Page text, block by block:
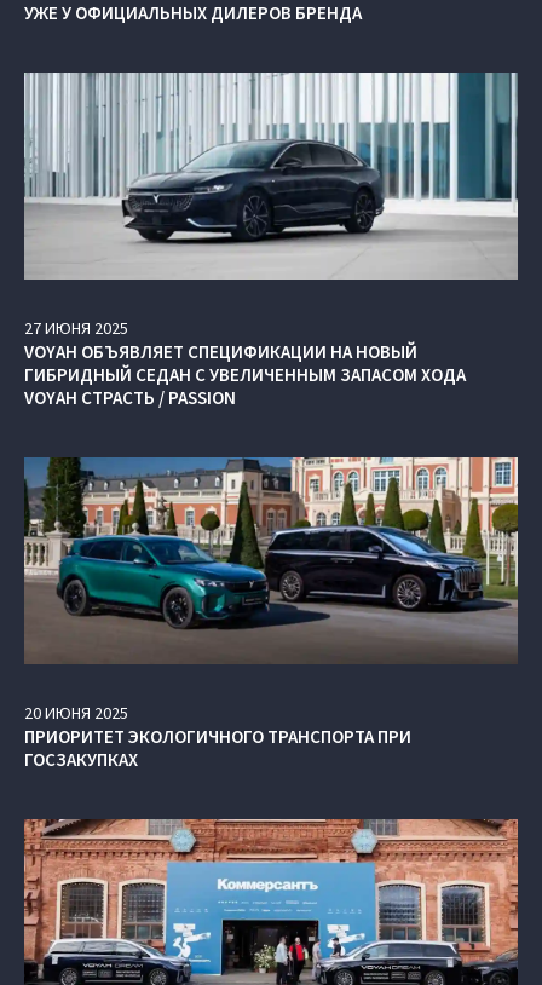
УЖЕ У ОФИЦИАЛЬНЫХ ДИЛЕРОВ БРЕНДА
27ИЮНЯ 2025
VOYAH ОБЪЯВЛЯЕТ СПЕЦИФИКАЦИИ НА НОВЫЙ
ГИБРИДНЫЙ СЕДАН С УВЕЛИЧЕННЫМ ЗАПАСОМ ХОДА
VOYAH СТРАСТЬ / PASSION
20ИЮНЯ 2025
ПРИОРИТЕТ ЭКОЛОГИЧНОГО ТРАНСПОРТА ПРИ
ГОСЗАКУПКАХ